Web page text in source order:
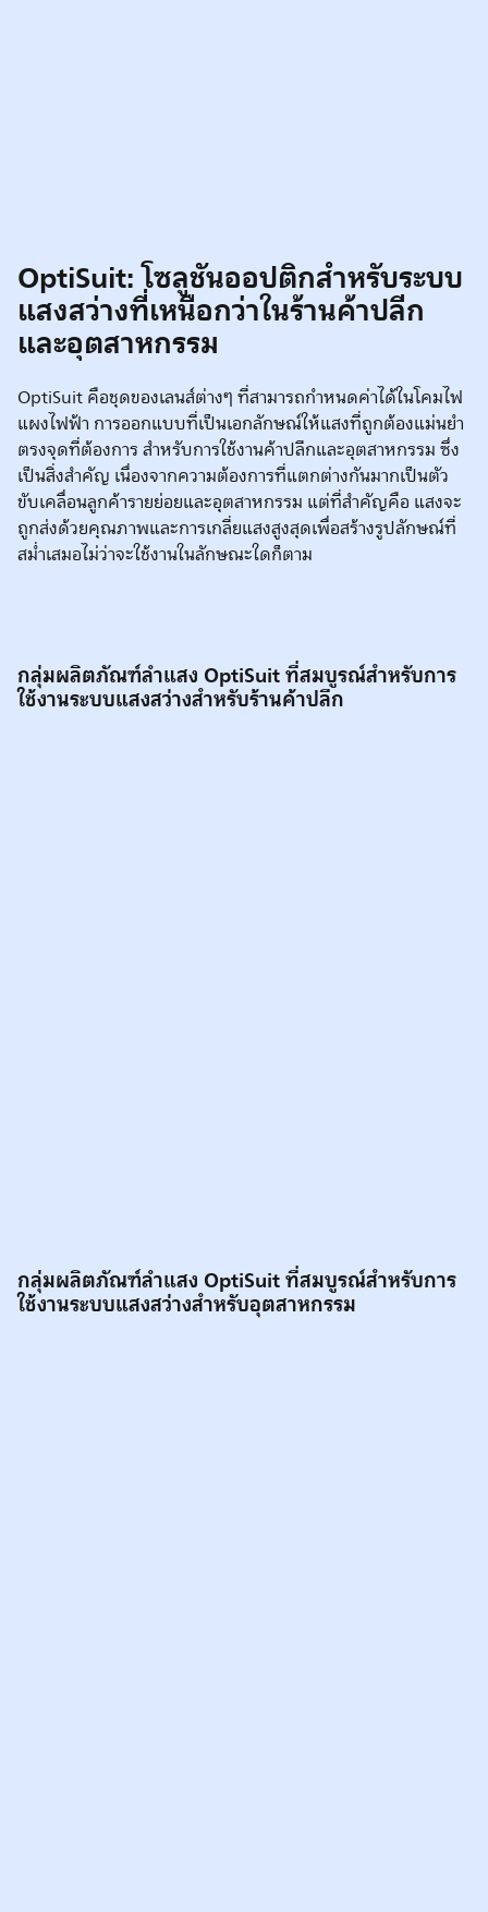
OptiSuit: โซลูชันออปติกสำหรับระบบ
แสงสว่างที่เหนือกว่าในร้านค้าปลีก
และอุตสาหกรรม
OptiSuit คือชุดของเลนส์ต่างๆ ที่สามารถกำหนดค่าได้ในโคมไฟ
แผงไฟฟ้า การออกแบบที่เป็นเอกลักษณ์ให้แสงที่ถูกต้องแม่นยำ
ตรงจุดที่ต้องการ สำหรับการใช้งานค้าปลีกและอุตสาหกรรม ซึ่ง
เป็นสิ่งสำคัญ เนื่องจากความต้องการที่แตกต่างกันมากเป็นตัว
ขับเคลื่อนลูกค้ารายย่อยและอุตสาหกรรม แต่ที่สำคัญคือ แสงจะ
ถูกส่งด้วยคุณภาพและการเกลี่ยแสงสูงสุดเพื่อสร้างรูปลักษณ์ที่
สม่ำเสมอไม่ว่าจะใช้งานในลักษณะใดก็ตาม
กลุ่มผลิตภัณฑ์ลำแสง OptiSuit ที่สมบูรณ์สำหรับการ
ใช้งานระบบแสงสว่างสำหรับร้านค้าปลีก
กลุ่มผลิตภัณฑ์ลำแสง OptiSuit ที่สมบูรณ์สำหรับการ
ใช้งานระบบแสงสว่างสำหรับอุตสาหกรรม